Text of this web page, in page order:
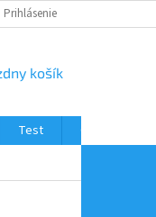
Prihlásenie
košík
Test
Obchodné